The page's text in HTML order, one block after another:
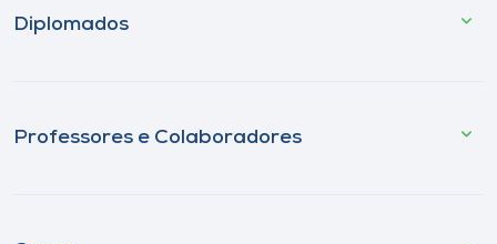
Diplomados
Professores e Colaboradores